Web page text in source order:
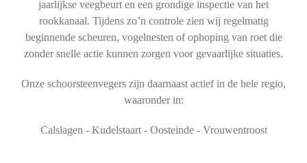
jaarlijkse veegbeurt en een grondige inspectie van het
rookkanaal. Tijdens zo’n controle zien wij regelmatig
beginnende scheuren, vogelnesten of ophoping van roet die
zonder snelle actie kunnen zorgen voor gevaarlijke situaties.
Onze schoorsteenvegers zijn daarnaast actief in de hele regio,
waaronder in:
Calslagen - Kudelstaart - Oosteinde - Vrouwentroost